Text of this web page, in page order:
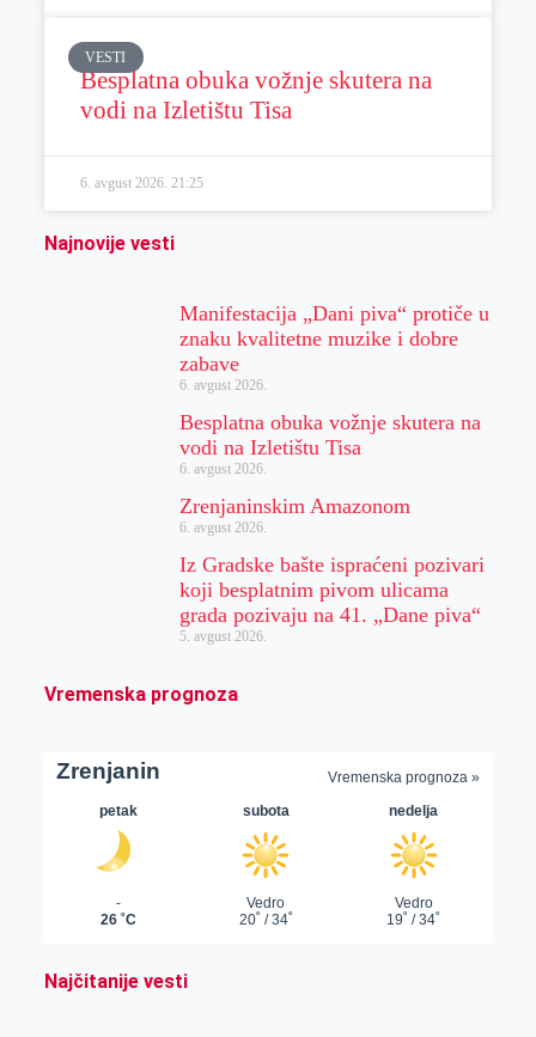
VESTI
Besplatna obuka vožnje skutera na
vodi na Izletištu Tisa
6. avgust 2026. 21:25
Najnovije vesti
Manifestacija „Dani piva“ protiče u
znaku kvalitetne muzike i dobre
zabave
6. avgust 2026.
Besplatna obuka vožnje skutera na
vodi na Izletištu Tisa
6. avgust 2026.
Zrenjaninskim Amazonom
6. avgust 2026.
Iz Gradske bašte ispraćeni pozivari
koji besplatnim pivom ulicama
grada pozivaju na 41. „Dane piva“
5. avgust 2026.
Vremenska prognoza
Najčitanije vesti